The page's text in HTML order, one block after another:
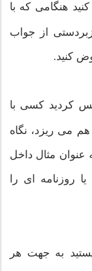
هنگامی که با
از جواب
کنید.
کردید کسی با
می ریزد، نگاه
عنوان مثال داخل
روزنامه ای را
به جهت هر